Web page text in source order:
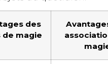
des
de magie